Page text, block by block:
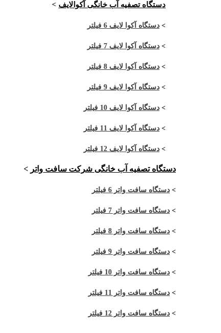
دستگاه تصفیه آب خانگی آکوالایف >
> دستگاه آکوا لایف 6 فیلتر
> دستگاه آکوا لایف 7 فیلتر
> دستگاه آکوا لایف 8 فیلتر
> دستگاه آکوا لایف 9 فیلتر
> دستگاه آکوا لایف 10 فیلتر
> دستگاه آکوا لایف 11 فیلتر
> دستگاه آکوا لایف 12 فیلتر
دستگاه تصفیه آب خانگی شرکت سافت واتر >
> دستگاه سافت واتر 6 فیلتر
> دستگاه سافت واتر 7 فیلتر
> دستگاه سافت واتر 8 فیلتر
> دستگاه سافت واتر 9 فیلتر
> دستگاه سافت واتر 10 فیلتر
> دستگاه سافت واتر 11 فیلتر
> دستگاه سافت واتر 12 فیلتر